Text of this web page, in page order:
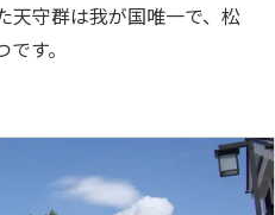
天守群は我が国唯一で、松
す。